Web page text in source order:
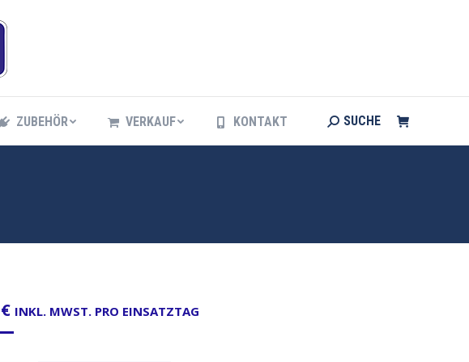
ZUBEHÖR VERKAUF KONTAKT Search:
SUCHE
€ INKL. MWST. PRO EINSATZTAG